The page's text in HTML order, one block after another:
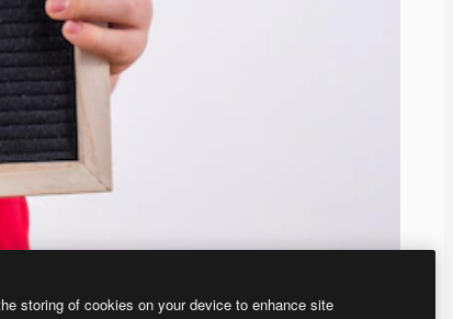
storing of cookies on your device to enhance site